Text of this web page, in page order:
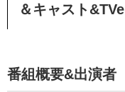
＆キャスト
番組概要&出演者